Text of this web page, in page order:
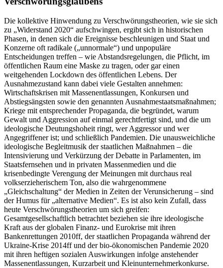
Die kollektive Hinwendung zu Verschwörungstheorien, wie sie sich
zu „Widerstand 2020“ aufschwingen, ergibt sich in historischen
Phasen, in denen sich die Ereignisse beschleunigen und Staat und
Konzerne oft radikale („unnormale“) und unpopuläre
Entscheidungen treffen – wie Abstandsregelungen, die Pflicht, im
öffentlichen Raum eine Maske zu tragen, oder gar einen
weitgehenden Lockdown des öffentlichen Lebens. Der
Ausnahmezustand kann dabei viele Gestalten annehmen:
Wirtschaftskrisen mit Massenentlassungen, Konkursen und
Abstiegsängsten sowie den genannten Ausnahmestaatsmaßnahmen;
Kriege mit entsprechender Propaganda, die begründet, warum
Gewalt und Aggression auf einmal gerechtfertigt sind, und die um
ideologische Deutungshoheit ringt, wer Aggressor und wer
Angegriffener ist; und schließlich Pandemien. Die unausweichliche
ideologische Begleitmusik der staatlichen Maßnahmen – die
Intensivierung und Verkürzung der Debatte in Parlamenten, im
Staatsfernsehen und in privaten Massenmedien und die
krisenbedingte Verengung der Meinungen mit durchaus real
volkserzieherischem Ton, also die wahrgenommene
„Gleichschaltung“ der Medien in Zeiten der Verunsicherung – sind
der Humus für „alternative Medien“. Es ist also kein Zufall, dass
heute Verschwörungstheorien um sich greifen:
Gesamtgesellschaftlich betrachtet beziehen sie ihre ideologische
Kraft aus der globalen Finanz- und Eurokrise mit ihren
Bankenrettungen 2010ff, der staatlichen Propaganda während der
Ukraine-Krise 2014ff und der bio-ökonomischen Pandemie 2020
mit ihren heftigen sozialen Auswirkungen infolge anstehender
Massenentlassungen, Kurzarbeit und Kleinunternehmerkonkurse.